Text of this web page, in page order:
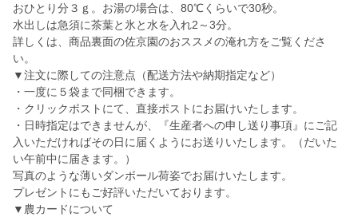
おひとり分３ｇ。お湯の場合は、80℃くらいで30秒。
水出しは急須に茶葉と氷と水を入れ2～3分。
詳しくは、商品裏面の佐京園のおススメの淹れ方をご覧くださ
い。
▼注文に際しての注意点（配送方法や納期指定など）
・一度に５袋まで同梱できます。
・クリックポストにて、直接ポストにお届けいたします。
・日時指定はできませんが、『生産者への申し送り事項』にご記
入いただければその日に届くようにお送りいたします。（だいた
い午前中に届きます。）
写真のような薄いダンボール荷姿でお届けいたします。
プレゼントにもご好評いただいております。
▼農カードについて